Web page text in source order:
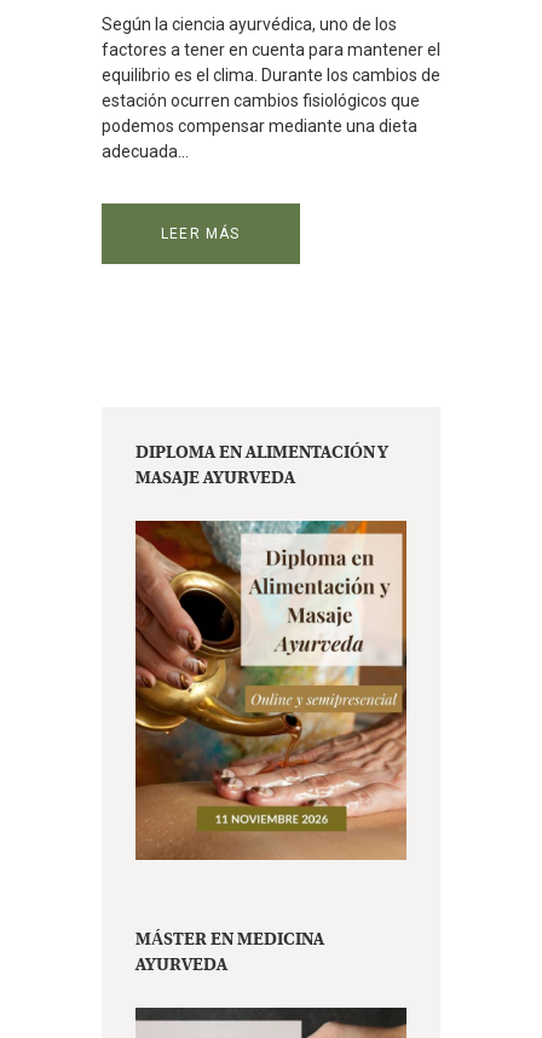
Según la ciencia ayurvédica, uno de los
factores a tener en cuenta para mantener el
equilibrio es el clima. Durante los cambios de
estación ocurren cambios fisiológicos que
podemos compensar mediante una dieta
adecuada...
LEER MÁS
DIPLOMA EN ALIMENTACIÓN Y
MASAJE AYURVEDA
MÁSTER EN MEDICINA
AYURVEDA